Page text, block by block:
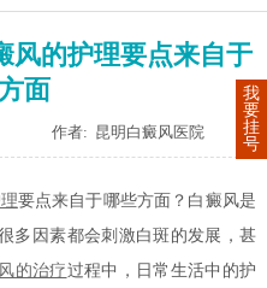
风的护理要点来自于
面
作者: 昆明白癜风医院
要点来自于哪些方面？白癜风是
多因素都会刺激白斑的发展，甚
的治疗过程中，日常生活中的护
我
要
挂
号